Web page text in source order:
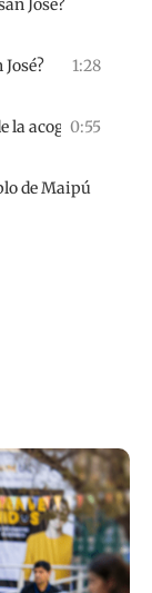
José?
1:28
la acogida0:55
de Maipú
UC